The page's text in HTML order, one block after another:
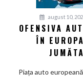
august 10,
OFENSIVA
ÎN
Piața auto